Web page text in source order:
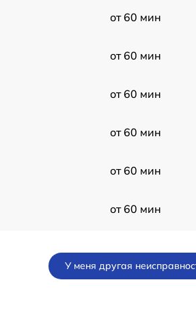
от 60 мин
от 60 мин
от 60 мин
от 60 мин
от 60 мин
от 60 мин
У меня другая